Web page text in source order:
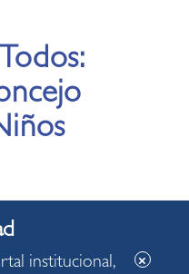
de Niños de
institucional,